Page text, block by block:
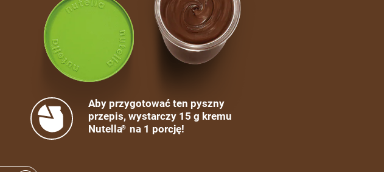
Aby przygotować ten pyszny
przepis, wystarczy 15 g kremu
Nutella® na 1 porcję!